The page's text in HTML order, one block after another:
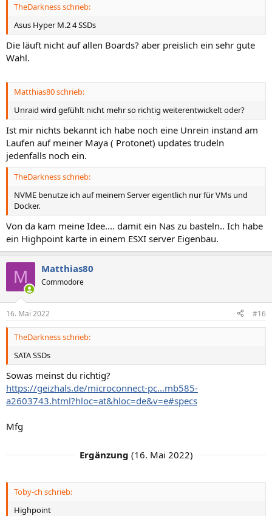
TheDarkness schrieb:
Asus Hyper M.2 4 SSDs
Die läuft nicht auf allen Boards? aber preislich ein sehr gute
Wahl.
Matthias80 schrieb:
Unraid wird gefühlt nicht mehr so richtig weiterentwickelt oder?
Ist mir nichts bekannt ich habe noch eine Unrein instand am
Laufen auf meiner Maya ( Protonet) updates trudeln
jedenfalls noch ein.
TheDarkness schrieb:
NVME benutze ich auf meinem Server eigentlich nur für VMs und
Docker.
Von da kam meine Idee.... damit ein Nas zu basteln.. Ich habe
ein Highpoint karte in einem ESXI server Eigenbau.
M Matthias80
Commodore
16. Mai 2022 #16
TheDarkness schrieb:
SATA SSDs
Sowas meinst du richtig?
https://geizhals.de/microconnect-pc...mb585-
a2603743.html?hloc=at&hloc=de&v=e#specs
Mfg
Ergänzung (16. Mai 2022)
Toby-ch schrieb:
Highpoint